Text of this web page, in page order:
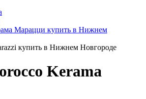
Марацци купить в Нижнем
купить в Нижнем Новгороде
Kerama